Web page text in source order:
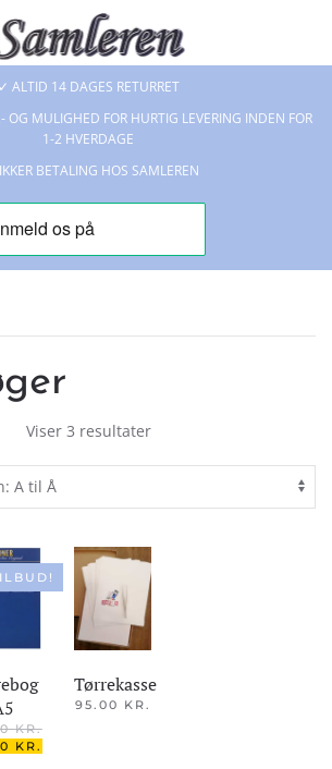
✓ ALTID 14 DAGES RETURRET
OG MULIGHED FOR HURTIG LEVERING INDEN FOR
1-2 HVERDAGE
BETALING HOS SAMLEREN
Viser 3 resultater
KR.
KR.
Tørrekasse
95.00 KR.